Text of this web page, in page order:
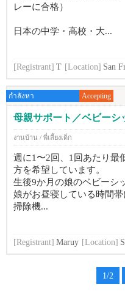
レーに合格）
日本の中学・高校・大...
[Registrant] T [Location] San
กำลังหา Accepting
母親サポート／ベビーシ
งานบ้าน / พี่เลี้ยงเด็ก
週に1〜2回、1回あたり最
方を希望しています。
生後9か月の娘のベビーシ
娘がお昼寝している時間帯
掃除機...
[Registrant] Maruy [Location]
1/2